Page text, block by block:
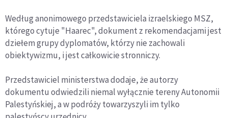
Według anonimowego przedstawiciela izraelskiego MSZ,
którego cytuje "Haarec", dokument z rekomendacjami jest
dziełem grupy dyplomatów, którzy nie zachowali
obiektywizmu, i jest całkowicie stronniczy.
Przedstawiciel ministerstwa dodaje, że autorzy
dokumentu odwiedzili niemal wyłącznie tereny Autonomii
Palestyńskiej, a w podróży towarzyszyli im tylko